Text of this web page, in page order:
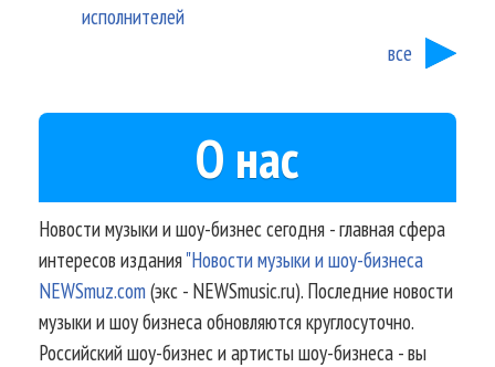
исполнителей
все
О нас
Новости музыки и шоу-бизнес сегодня - главная сфера
интересов издания"Новости музыки и шоу-бизнеса
NEWSmuz.com(экс - NEWSmusic.ru). Последние новости
музыки и шоу бизнеса обновляются круглосуточно.
Российский шоу-бизнес и артисты шоу-бизнеса - вы